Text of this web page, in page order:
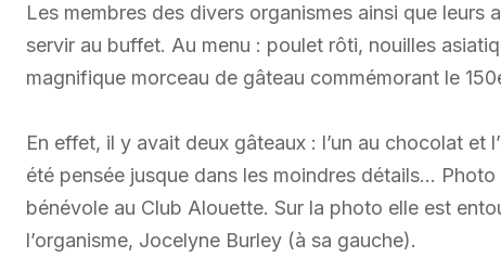
Les membres des divers organismes ainsi que
servir au buffet. Au menu : poulet rôti, nouilles
magnifique morceau de gâteau commémorant le
En effet, il y avait deux gâteaux : l’un au chocolat et
été pensée jusque dans les moindres détails…
bénévole au Club Alouette. Sur la photo elle est
l’organisme, Jocelyne Burley (à sa gauche).